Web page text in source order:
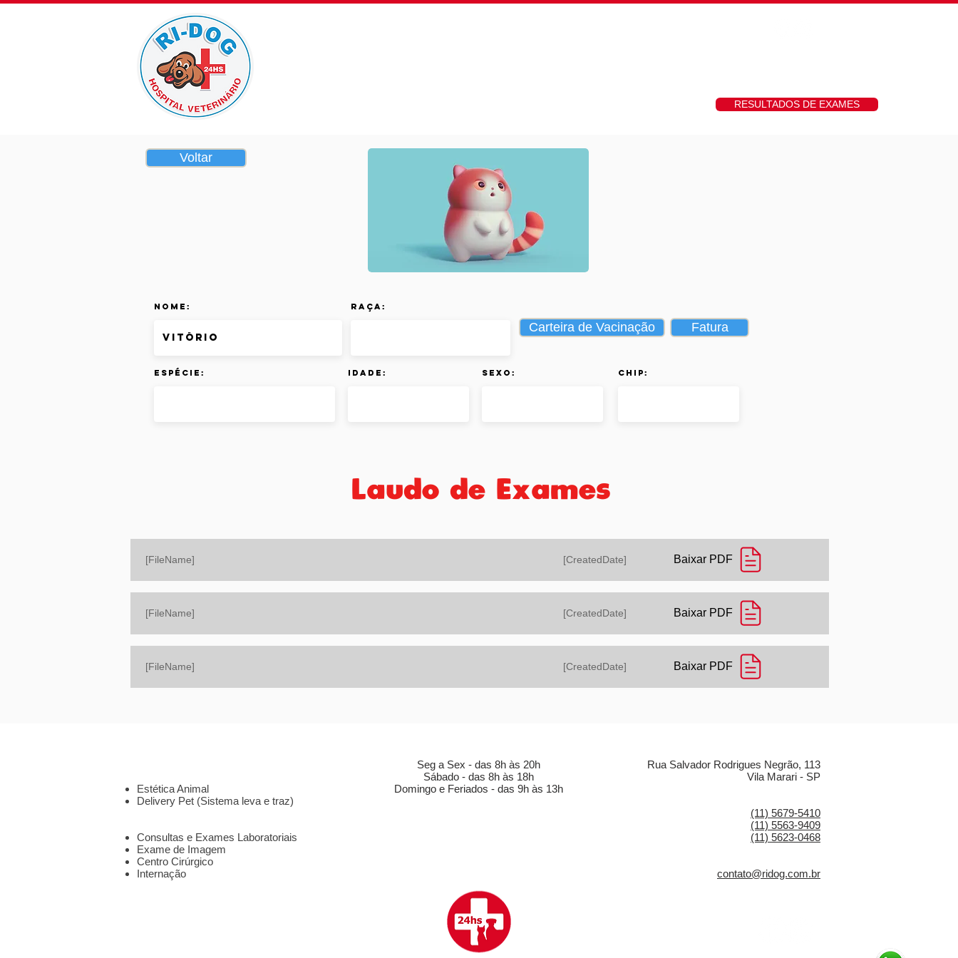
RESULTADOS DE EXAMES
Voltar
Nome: Raça:
Carteira de Vacinação Fatura
Espécie: Idade: Sexo: Chip:
Laudo de Exames
[FileName] [CreatedDate] Baixar PDF
[FileName] [CreatedDate] Baixar PDF
[FileName] [CreatedDate] Baixar PDF
Estética Animal
Delivery Pet (Sistema leva e traz)
Consultas e Exames Laboratoriais
Exame de Imagem
Centro Cirúrgico
Internação
Seg a Sex - das 8h às 20h
Sábado - das 8h às 18h
Domingo e Feriados - das 9h às 13h
Rua Salvador Rodrigues Negrão, 113
Vila Marari - SP
(11) 5679-5410
(11) 5563-9409
(11) 5623-0468
contato@ridog.com.br